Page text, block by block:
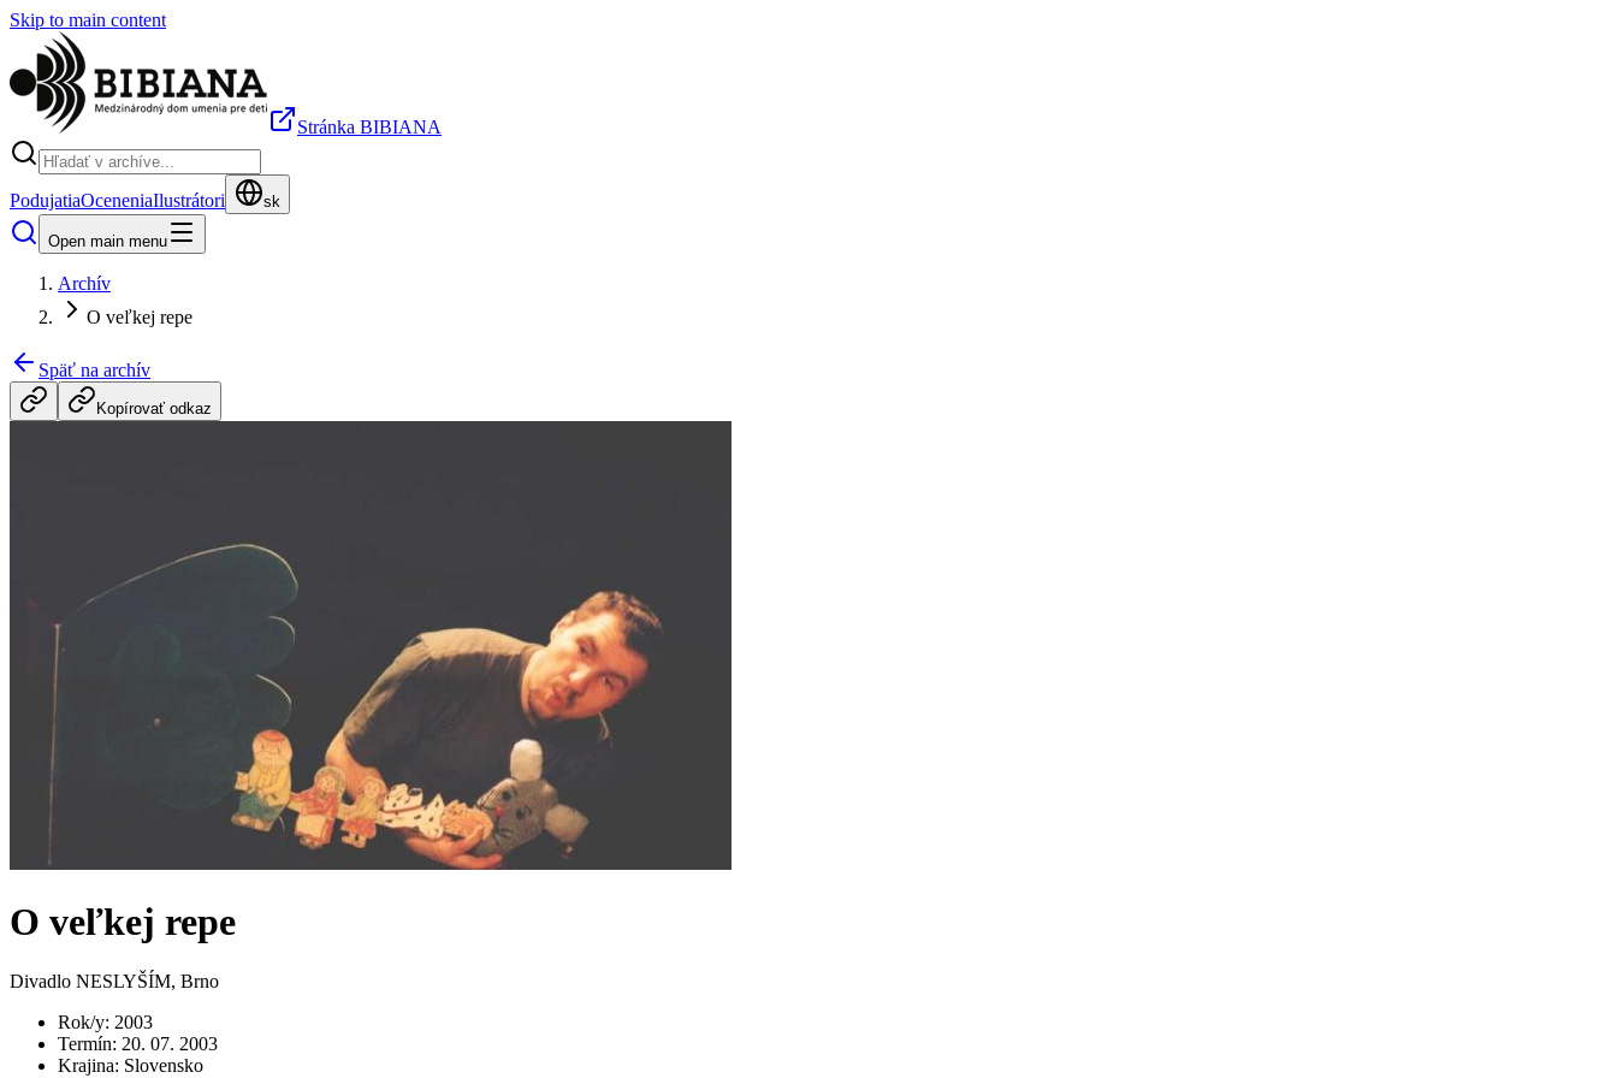
Skip to main content
Stránka BIBIANA
PodujatiaOceneniaIlustrátori sk
Open main menu
Archív
O veľkej repe
Späť na archív
Kopírovať odkaz
O veľkej repe
Divadlo NESLYŠÍM, Brno
Rok/y: 2003
Termín: 20. 07. 2003
Krajina: Slovensko